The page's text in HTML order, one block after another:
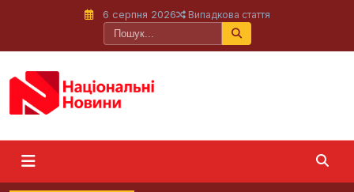
6 серпня 2026 Випадкова стаття